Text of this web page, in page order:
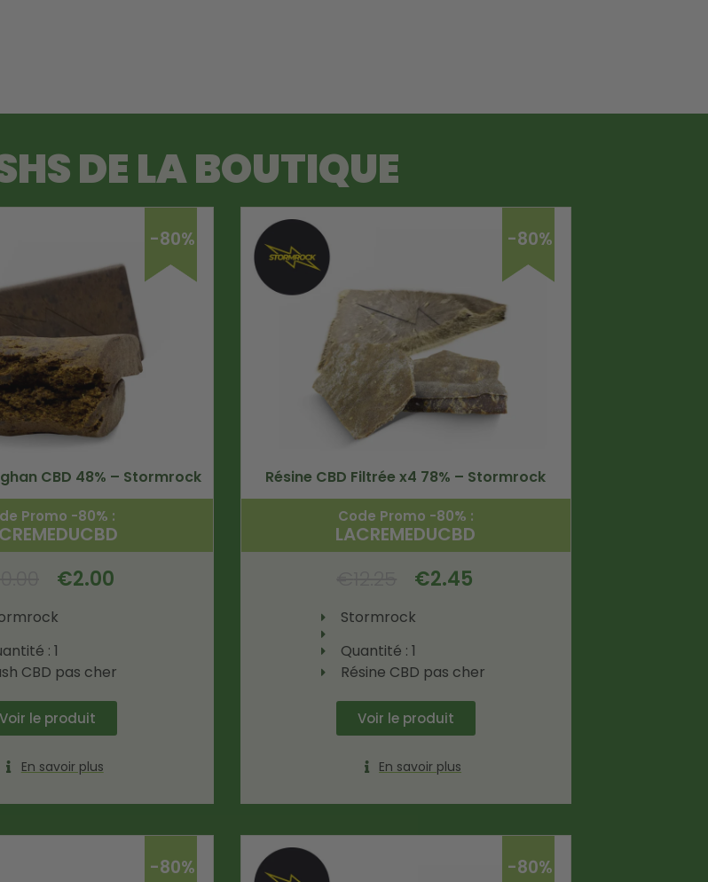
DE LA BOUTIQUE
-80%
CBD 48% – Stormrock
Promo -80% :
€2.00
: 1
CBD pas cher
Voir le produit
En savoir plus
-80%
Résine CBD Filtrée x4 78% – Stormrock
Code Promo -80% :
LACREMEDUCBD
€2.45
Stormrock
Quantité : 1
Résine CBD pas cher
Voir le produit
En savoir plus
-80% -80%